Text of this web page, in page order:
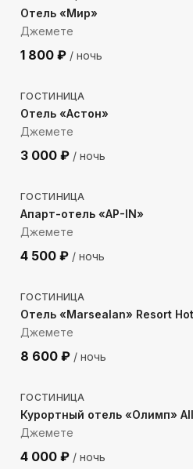
Отель «Мир»
Джемете
1 800 ₽ / ночь
129м до моря
ГОСТИНИЦА
Отель «Астон»
Джемете
3 000 ₽ / ночь
371 м до моря
ГОСТИНИЦА
Апарт-отель «AP-IN»
Джемете
4 500 ₽ / ночь
910м до моря
ГОСТИНИЦА
Отель «Marsealan» Resort
Джемете
8 600 ₽ / ночь
613 м до моря
ГОСТИНИЦА
Курортный отель «Олимп»
Джемете
4 000 ₽ / ночь
111 м до моря